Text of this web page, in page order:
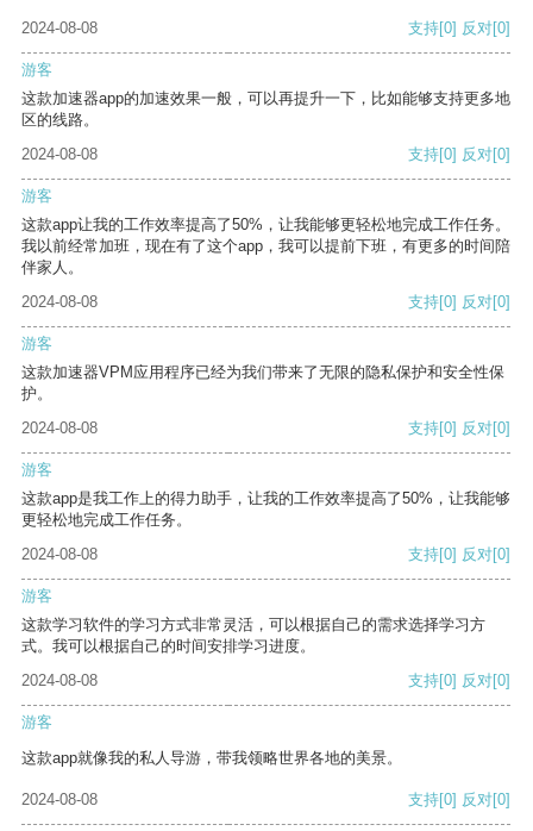
2024-08-08 支持[0] 反对[0]
游客
这款加速器app的加速效果一般，可以再提升一下，比如能够支持更多地
区的线路。
2024-08-08
支持[0] 反对[0]
游客
这款app让我的工作效率提高了50%，让我能够更轻松地完成工作任务。
我以前经常加班，现在有了这个app，我可以提前下班，有更多的时间陪
伴家人。
2024-08-08
支持[0] 反对[0]
游客
这款加速器VPM应用程序已经为我们带来了无限的隐私保护和安全性保
护。
2024-08-08
支持[0] 反对[0]
游客
这款app是我工作上的得力助手，让我的工作效率提高了50%，让我能够
更轻松地完成工作任务。
2024-08-08
支持[0] 反对[0]
游客
这款学习软件的学习方式非常灵活，可以根据自己的需求选择学习方
式。我可以根据自己的时间安排学习进度。
2024-08-08
支持[0] 反对[0]
游客
这款app就像我的私人导游，带我领略世界各地的美景。
2024-08-08 支持[0] 反对[0]